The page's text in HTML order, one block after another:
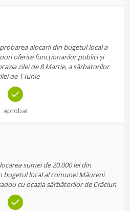
alocarii din bugetul local a
oferite funcționarilor publici și
zilei de 8 Martie, a sărbatorilor
de 1 Iunie
aprobat
sumei de 20.000 lei din
bugetul local al comunei Măureni
cu ocazia sărbătorilor de Crăciun